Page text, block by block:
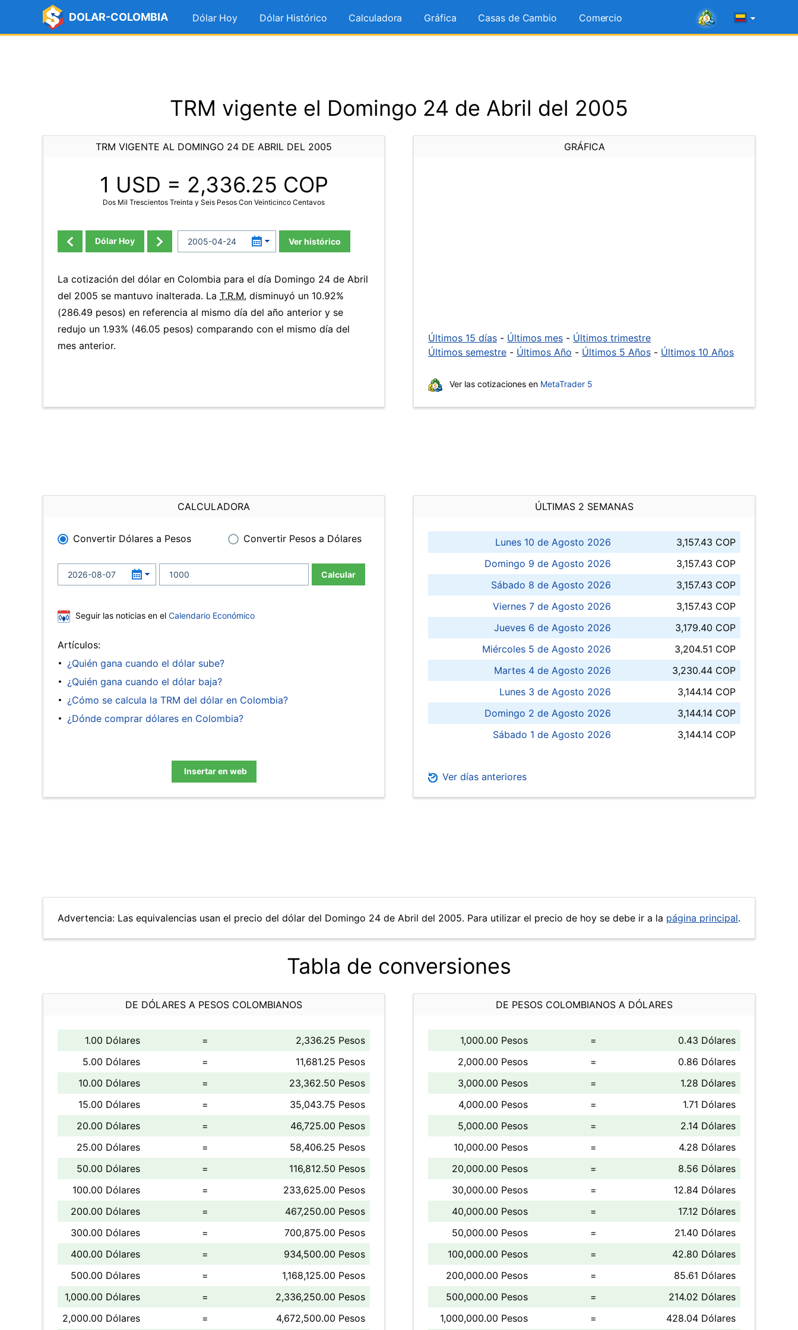
DOLAR-COLOMBIA Dólar Hoy Dólar Histórico Calculadora Gráfica Casas de Cambio Comercio
TRM vigente el Domingo 24 de Abril del 2005
TRM VIGENTE AL DOMINGO 24 DE ABRIL DEL 2005
1 USD = 2,336.25 COP
Dos Mil Trescientos Treinta y Seis Pesos Con Veinticinco Centavos
Dólar Hoy Ver histórico
La cotización del dólar en Colombia para el día Domingo 24 de Abril
del 2005 se mantuvo inalterada. La T.R.M. disminuyó un 10.92%
(286.49 pesos) en referencia al mismo día del año anterior y se
redujo un 1.93% (46.05 pesos) comparando con el mismo día del
mes anterior.
GRÁFICA
Últimos 15 días - Últimos mes - Últimos trimestre
Últimos semestre - Últimos Año - Últimos 5 Años - Últimos 10 Años
Ver las cotizaciones en MetaTrader 5
CALCULADORA
Convertir Dólares a Pesos Convertir Pesos a Dólares
Calcular
Seguir las noticias en el Calendario Económico
Artículos:
¿Quién gana cuando el dólar sube?
¿Quién gana cuando el dólar baja?
¿Cómo se calcula la TRM del dólar en Colombia?
¿Dónde comprar dólares en Colombia?
Insertar en web
ÚLTIMAS 2 SEMANAS
Lunes 10 de Agosto 2026
3,157.43 COP
Domingo 9 de Agosto 2026
3,157.43 COP
Sábado 8 de Agosto 2026
3,157.43 COP
Viernes 7 de Agosto 2026
3,157.43 COP
Jueves 6 de Agosto 2026
3,179.40 COP
Miércoles 5 de Agosto 2026
3,204.51 COP
Martes 4 de Agosto 2026
3,230.44 COP
Lunes 3 de Agosto 2026
3,144.14 COP
Domingo 2 de Agosto 2026
3,144.14 COP
Sábado 1 de Agosto 2026
3,144.14 COP
Ver días anteriores
Advertencia: Las equivalencias usan el precio del dólar del Domingo 24 de Abril del 2005. Para utilizar el precio de hoy se debe ir a la página principal.
Tabla de conversiones
DE DÓLARES A PESOS COLOMBIANOS
1.00 Dólares =
2,336.25 Pesos
5.00 Dólares
=
11,681.25 Pesos
10.00 Dólares
=
23,362.50 Pesos
15.00 Dólares
=
35,043.75 Pesos
20.00 Dólares
=
46,725.00 Pesos
25.00 Dólares
=
58,406.25 Pesos
50.00 Dólares
=
116,812.50 Pesos
100.00 Dólares
=
233,625.00 Pesos
200.00 Dólares
=
467,250.00 Pesos
300.00 Dólares
=
700,875.00 Pesos
400.00 Dólares
=
934,500.00 Pesos
500.00 Dólares
=
1,168,125.00 Pesos
1,000.00 Dólares
=
2,336,250.00 Pesos
2,000.00 Dólares
= 4,672,500.00 Pesos
DE PESOS COLOMBIANOS A DÓLARES
1,000.00 Pesos =
0.43 Dólares
2,000.00 Pesos
=
0.86 Dólares
3,000.00 Pesos
=
1.28 Dólares
4,000.00 Pesos
=
1.71 Dólares
5,000.00 Pesos
=
2.14 Dólares
10,000.00 Pesos
=
4.28 Dólares
20,000.00 Pesos
=
8.56 Dólares
30,000.00 Pesos
=
12.84 Dólares
40,000.00 Pesos
=
17.12 Dólares
50,000.00 Pesos
=
21.40 Dólares
100,000.00 Pesos
=
42.80 Dólares
200,000.00 Pesos
=
85.61 Dólares
500,000.00 Pesos
=
214.02 Dólares
1,000,000.00 Pesos
= 428.04 Dólares